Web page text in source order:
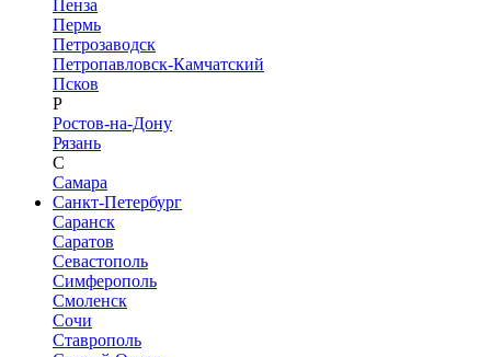
Пенза
Пермь
Петрозаводск
Петропавловск-Камчатский
Псков
Р
Ростов-на-Дону
Рязань
С
Самара
Санкт-Петербург
Саранск
Саратов
Севастополь
Симферополь
Смоленск
Сочи
Ставрополь